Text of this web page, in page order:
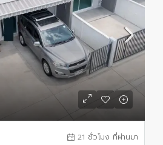
21 ชั่วโมง ที่ผ่านมา